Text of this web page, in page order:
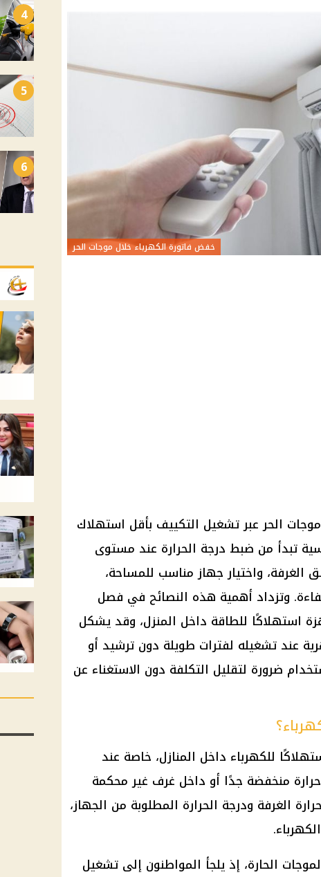
خفض فاتورة الكهرباء خلال موجات الحر
الحر عبر تشغيل التكييف بأقل استهلاك
5 خطوات أساسية تبدأ من ضبط درجة الحرارة عند مستوى
الغرفة، واختيار جهاز مناسب للمساحة،
وتزداد أهمية هذه النصائح في فصل
استهلاكًا للطاقة داخل المنزل، وقد يشكل
عند تشغيله لفترات طويلة دون ترشيد أو
ضرورة لتقليل التكلفة دون الاستغناء عن
للكهرباء داخل المنازل، خاصة عند
منخفضة جدًا أو داخل غرف غير محكمة
الغرفة ودرجة الحرارة المطلوبة من الجهاز،
الحارة، إذ يلجأ المواطنون إلى تشغيل
4
5
6